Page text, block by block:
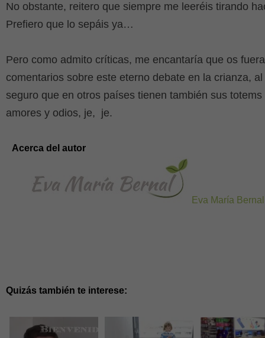
No obstante, reitero que siempre me leeréis tirando
Prefiero que lo sepáis ya…
Pero como admito críticas, me encantaría que os
comentarios sobre este eterno debate en la crianza,
seguro que en otros países tienen también sus
amores y odios, je, je.
Acerca del autor
Eva María Bernal
Quizás también te interese: